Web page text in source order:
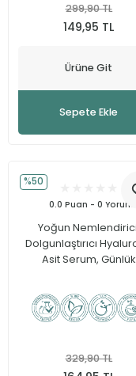
299,90 TL
149,95 TL
Ürüne Git
Sepete Ekle
%50
0.0 Puan - 0 Yorum
Yoğun
Dolgunlaştırıcı
Asit Serum, Günlük
329,90 TL